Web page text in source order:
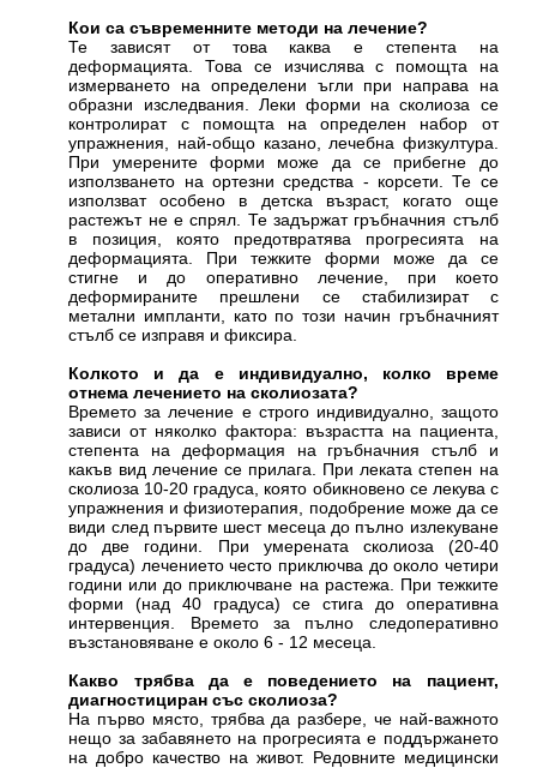
Кои са съвременните методи на лечение?
Те зависят от това каква е степента на
деформацията. Това се изчислява с помощта на
измерването на определени ъгли при направа на
образни изследвания. Леки форми на сколиоза се
контролират с помощта на определен набор от
упражнения, най-общо казано, лечебна физкултура.
При умерените форми може да се прибегне до
използването на ортезни средства - корсети. Те се
използват особено в детска възраст, когато още
растежът не е спрял. Те задържат гръбначния стълб
в позиция, която предотвратява прогресията на
деформацията. При тежките форми може да се
стигне и до оперативно лечение, при което
деформираните прешлени се стабилизират с
метални импланти, като по този начин гръбначният
стълб се изправя и фиксира.
Колкото и да е индивидуално, колко време
отнема лечението на сколиозата?
Времето за лечение е строго индивидуално, защото
зависи от няколко фактора: възрастта на пациента,
степента на деформация на гръбначния стълб и
какъв вид лечение се прилага. При леката степен на
сколиоза 10-20 градуса, която обикновено се лекува с
упражнения и физиотерапия, подобрение може да се
види след първите шест месеца до пълно излекуване
до две години. При умерената сколиоза (20-40
градуса) лечението често приключва до около четири
години или до приключване на растежа. При тежките
форми (над 40 градуса) се стига до оперативна
интервенция. Времето за пълно следоперативно
възстановяване е около 6 - 12 месеца.
Какво трябва да е поведението на пациент,
диагностициран със сколиоза?
На първо място, трябва да разбере, че най-важното
нещо за забавянето на прогресията е поддържането
на добро качество на живот. Редовните медицински